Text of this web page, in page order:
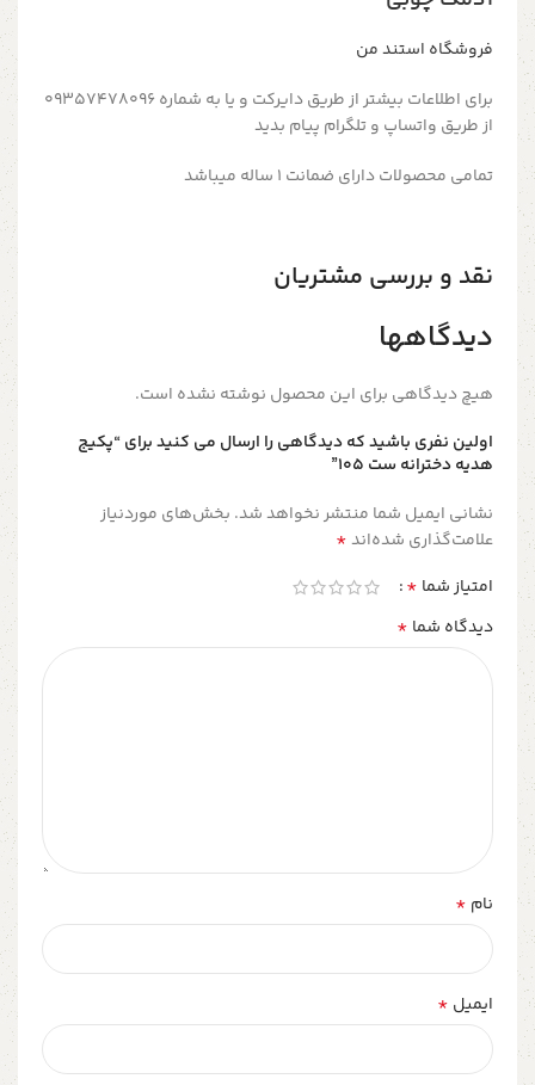
فروشگاه استند من
برای اطلاعات بیشتر از طریق دایرکت و یا به شماره 09357478096
از طریق واتساپ و تلگرام پیام بدید
تمامی محصولات دارای ضمانت ۱ ساله میباشد
نقد و بررسی مشتریان
دیدگاهها
هیچ دیدگاهی برای این محصول نوشته نشده است.
اولین نفری باشید که دیدگاهی را ارسال می کنید برای “پکیج
هدیه دخترانه ست ۱۰۵”
نشانی ایمیل شما منتشر نخواهد شد. بخش‌های موردنیاز
علامت‌گذاری شده‌اند*
امتیاز شما *
دیدگاه شما *
نام *
ایمیل *